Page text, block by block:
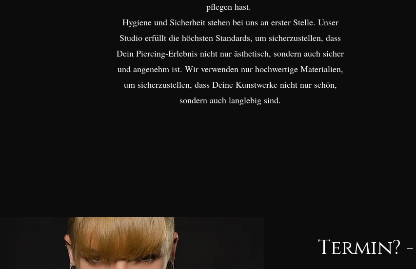
pflegen hast.
Hygiene und Sicherheit stehen bei uns an erster Stelle. Unser
Studio erfüllt die höchsten Standards, um sicherzustellen, dass
Dein Piercing-Erlebnis nicht nur ästhetisch, sondern auch sicher
und angenehm ist. Wir verwenden nur hochwertige Materialien,
um sicherzustellen, dass Deine Kunstwerke nicht nur schön,
sondern auch langlebig sind.
Termin?